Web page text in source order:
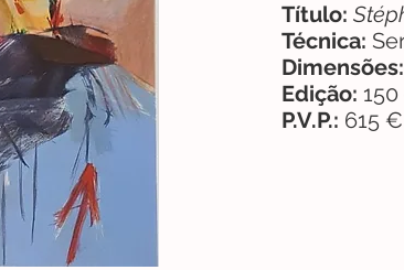
Título:
Técnica:
Dimensões:
Edição:
P.V.P.: 615